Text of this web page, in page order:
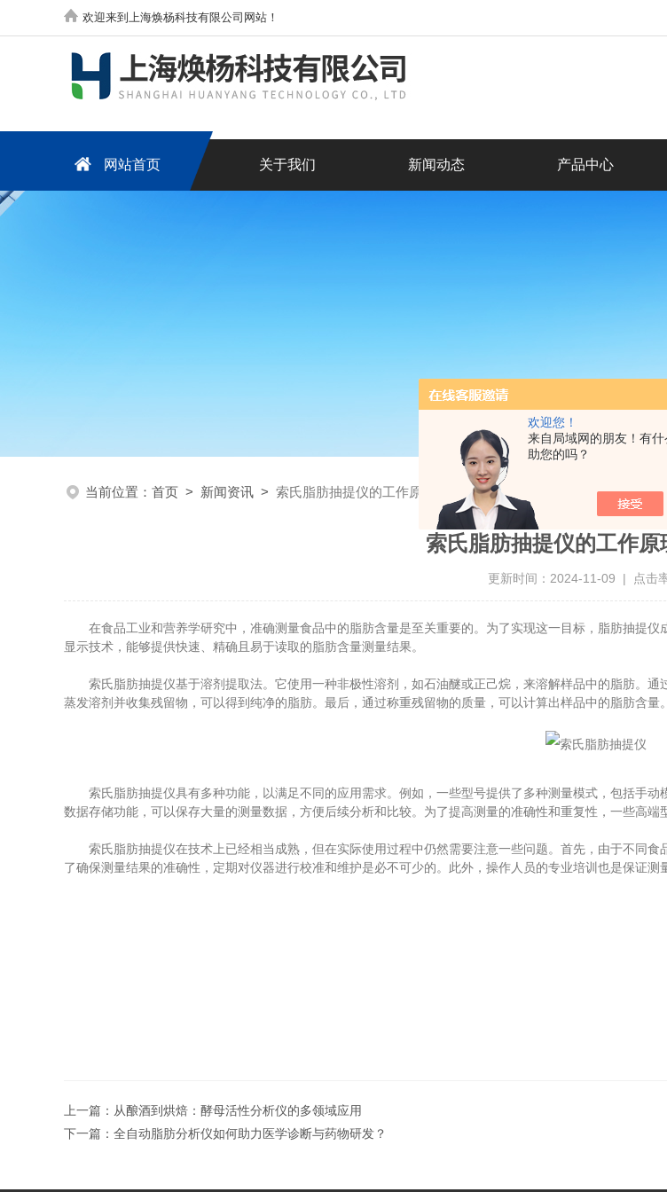
欢迎您！
来自局域网的朋友！有
助您的吗？
欢迎来到上海焕杨科技有限公司网站！
网站首页 关于我们 新闻动态 产品中心
当前位置： 首页 > 新闻资讯 > 索氏脂肪抽提仪的工作原理是什么？
索氏脂肪抽提仪的工作原
更新时间：2024-11-09 | 点击
在食品工业和营养学研究中，准确测量食品中的脂肪含量是至关重要的。为了实现这一目标，脂肪抽提仪
显示技术，能够提供快速、精确且易于读取的脂肪含量测量结果。
索氏脂肪抽提仪基于溶剂提取法。它使用一种非极性溶剂，如石油醚或正己烷，来溶解样品中的脂肪。通
蒸发溶剂并收集残留物，可以得到纯净的脂肪。最后，通过称重残留物的质量，可以计算出样品中的脂肪含量。
索氏脂肪抽提仪具有多种功能，以满足不同的应用需求。例如，一些型号提供了多种测量模式，包括手动
数据存储功能，可以保存大量的测量数据，方便后续分析和比较。为了提高测量的准确性和重复性，一些高
索氏脂肪抽提仪在技术上已经相当成熟，但在实际使用过程中仍然需要注意一些问题。首先，由于不同食
了确保测量结果的准确性，定期对仪器进行校准和维护是必不可少的。此外，操作人员的专业培训也是保证测
上一篇： 从酿酒到烘焙：酵母活性分析仪的多领域应用
下一篇： 全自动脂肪分析仪如何助力医学诊断与药物研发？